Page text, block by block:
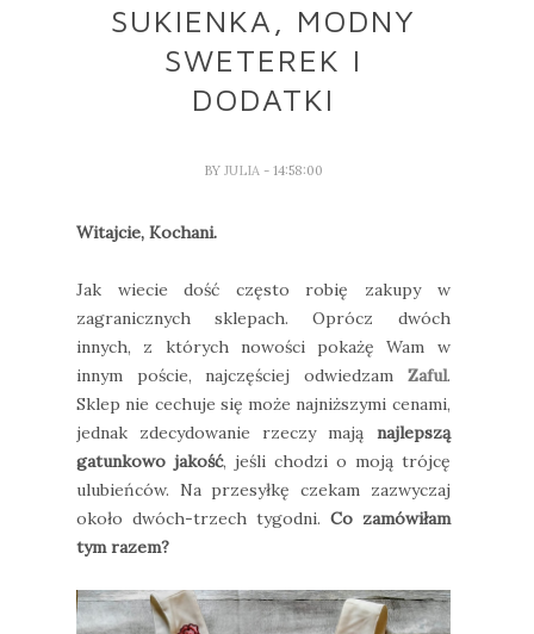
SUKIENKA, MODNY
SWETEREK I
DODATKI
BY JULIA - 14:58:00
Witajcie, Kochani.
Jak wiecie dość często robię zakupy w
zagranicznych sklepach. Oprócz dwóch
innych, z których nowości pokażę Wam w
innym poście, najczęściej odwiedzam Zaful.
Sklep nie cechuje się może najniższymi cenami,
jednak zdecydowanie rzeczy mają najlepszą
gatunkowo jakość, jeśli chodzi o moją trójcę
ulubieńców. Na przesyłkę czekam zazwyczaj
około dwóch-trzech tygodni. Co zamówiłam
tym razem?